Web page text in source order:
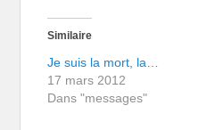
Similaire
Je suis la mort, la…
17 mars 2012
Dans "messages"